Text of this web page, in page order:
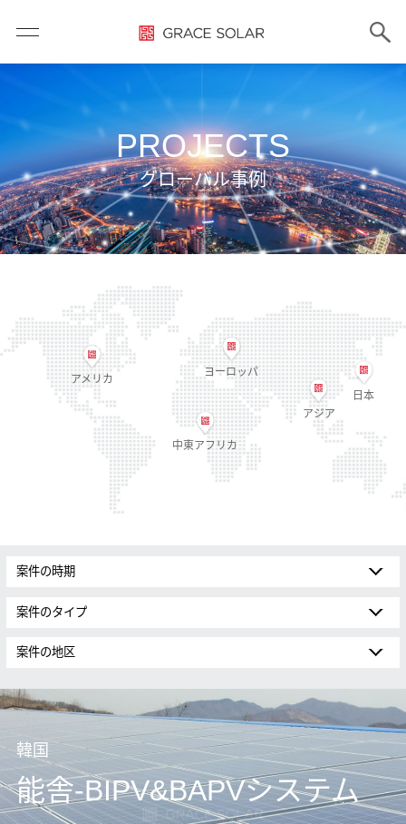
PROJECTS
グローバル事例
アメリカ
ヨーロッパ
日本
アジア
中東アフリカ
韓国
能舎-BIPV&BAPVシステム